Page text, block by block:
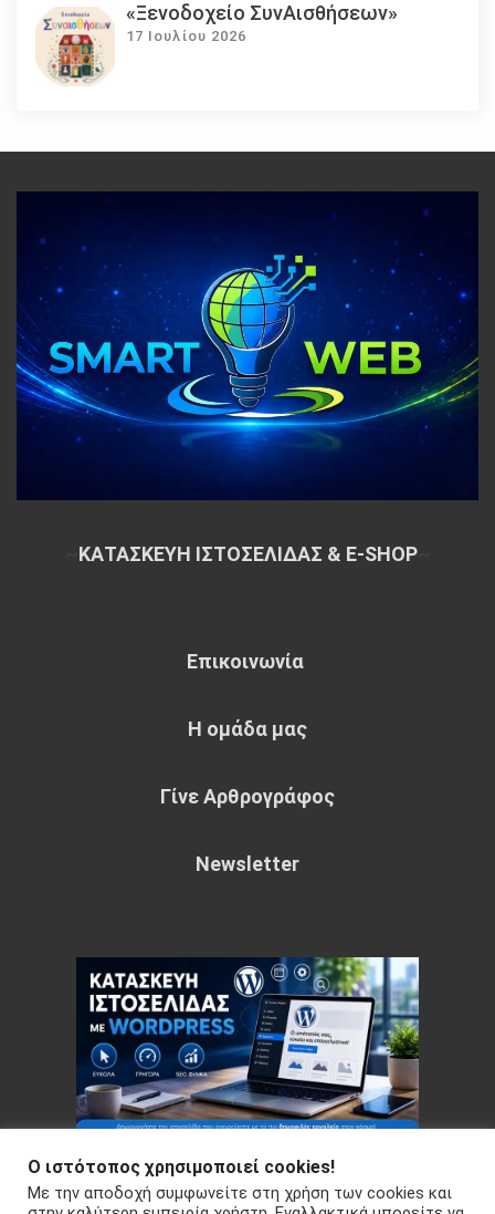
«Ξενοδοχείο ΣυνΑισθήσεων»
17 Ιουλίου 2026
ΚΑΤΑΣΚΕΥΗ ΙΣΤΟΣΕΛΙΔΑΣ & E-SHOP~
Επικοινωνία
Η ομάδα μας
Γίνε Αρθρογράφος
Newsletter
Copyright © 2026 Your e-articles - WordPress Theme : by
Ο ιστότοπος χρησιμοποιεί cookies!
Με την αποδοχή συμφωνείτε στη χρήση των cookies και